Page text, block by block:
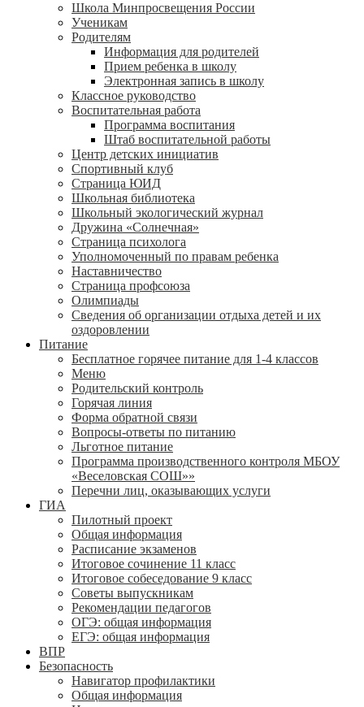
Школа Минпросвещения России
Ученикам
Родителям
Информация для родителей
Прием ребенка в школу
Электронная запись в школу
Классное руководство
Воспитательная работа
Программа воспитания
Штаб воспитательной работы
Центр детских инициатив
Спортивный клуб
Страница ЮИД
Школьная библиотека
Школьный экологический журнал
Дружина «Солнечная»
Страница психолога
Уполномоченный по правам ребенка
Наставничество
Страница профсоюза
Олимпиады
Сведения об организации отдыха детей и их
оздоровлении
Питание
Бесплатное горячее питание для 1-4 классов
Меню
Родительский контроль
Горячая линия
Форма обратной связи
Вопросы-ответы по питанию
Льготное питание
Программа производственного контроля МБОУ
«Веселовская СОШ»»
Перечни лиц, оказывающих услуги
ГИА
Пилотный проект
Общая информация
Расписание экзаменов
Итоговое сочинение 11 класс
Итоговое собеседование 9 класс
Советы выпускникам
Рекомендации педагогов
ОГЭ: общая информация
ЕГЭ: общая информация
ВПР
Безопасность
Навигатор профилактики
Общая информация